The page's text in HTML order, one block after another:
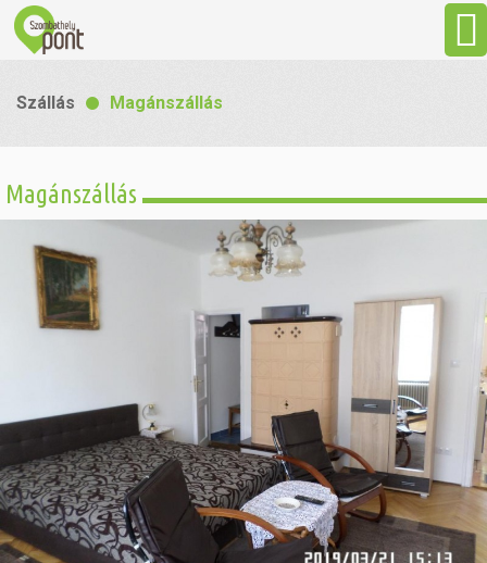
Látnivalók
Gasztronómia
Sport
Szabadidő
Hasznos
Szállás Magánszállás
Magánszállás